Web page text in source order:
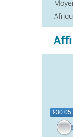
930.05